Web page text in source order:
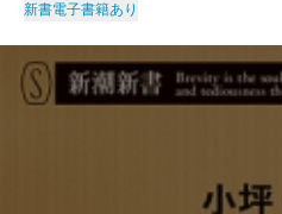
新書電子書籍あり